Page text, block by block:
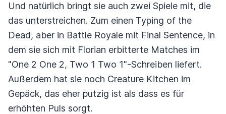
Und natürlich bringt sie auch zwei Spiele mit, die
das unterstreichen. Zum einen Typing of the
Dead, aber in Battle Royale mit Final Sentence, in
dem sie sich mit Florian erbitterte Matches im
"One 2 One 2, Two 1 Two 1"-Schreiben liefert.
Außerdem hat sie noch Creature Kitchen im
Gepäck, das eher putzig ist als dass es für
erhöhten Puls sorgt.